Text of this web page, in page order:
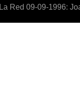
La Red 09-09-1996: